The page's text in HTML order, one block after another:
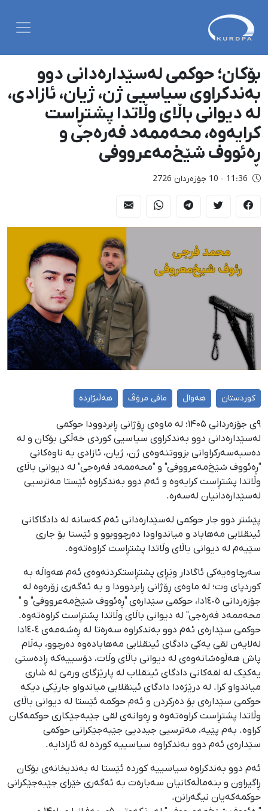
بۆکان؛ حوکمی لەسێدارەدانی دوو
بەندکراوی سیاسیی ژن، ژیان، ئازادی،
لە دیوانی باڵای وڵاتدا پشتڕاست
کرایەوە، محەممەد فەرەجی و
ڕەئووف شێخ‌مەعرووفی
11:36 - 10 جۆزەردان 2726
کوردستان هەواڵ مافی مرۆڤ هەڵبژاردە
۹ی جۆزەردانی ۱۴۰۵؛ لە ماوەی ڕۆژانی ڕابردوودا حوکمی
لەسێدارەدانی دوو بەندکراوی سیاسیی کوردی خەڵکی بۆکان و لە
دەسبەسەرکراوانی بزووتنەوەی ژن، ژیان، ئازادی بە ناوەکانی
"ڕەئووف شێخ‌مەعرووفی" و "محەممەد فەرەجی" لە دیوانی باڵای
وڵاتدا پشتڕاست کرایەوە و ئەم دوو بەندکراوە ئێستا مەترسیی
لەسێدارەدانیان لەسەرە.
پێشتر دوو جار حوکمی لەسێدارەدانی ئەم کەسانە لە دادگاکانی
ئینقلابی مەهاباد و میاندواودا دەرچووبوو و ئێستا بۆ جاری
سێیەم لە دیوانی باڵای وڵاتدا پشتڕاست کراوەتەوە.
سەرچاوەیەکی ئاگادار وێڕای پشتڕاستکردنەوەی ئەم هەواڵە بە
کوردپای وت؛ لە ماوەی ڕۆژانی ڕابردوودا و بە ئەگەری زۆرەوە لە
جۆزەردانی ١٤٠٥دا، حوکمی سێدارەی "ڕەئووف شێخ‌مەعرووفی" و "
محەممەد فەرەجی" لە دیوانی باڵای وڵاتدا پشتڕاست کراوەتەوە.
حوکمی سێدارەی ئەم دوو بەندکراوە سەرەتا لە ڕەشەمەی ١٤٠٤دا
لەلایەن لقی یەکی دادگای ئینقلابی مەهابادەوە دەرچوو، بەڵام
پاش هەڵوەشانەوەی لە دیوانی باڵای وڵات، دۆسییەکە ڕادەستی
یەکێک لە لقەکانی دادگای ئینقلاب لە پارێزگای ورمێ لە شاری
میاندواو کرا. لە درێژەدا دادگای ئینقلابی میاندواو جارێکی دیکە
حوکمی سێدارەی بۆ دەرکردن و ئەم حوکمە ئێستا لە دیوانی باڵای
وڵاتدا پشتڕاست کراوەتەوە و ڕەوانەی لقی جێبەجێکاری حوکمەکان
کراوە. بەم پێیە، مەترسیی جیددیی جێبەجێکرانی حوکمی
سێدارەی ئەم دوو بەندکراوە سیاسییە کوردە لە ئارادایە.
ئەم دوو بەندکراوە سیاسییە کوردە ئێستا لە بەندیخانەی بۆکان
ڕاگیراون و بنەماڵەکانیان سەبارەت بە ئەگەری خێرای جێبەجێکرانی
حوکمەکەیان نیگەرانن.